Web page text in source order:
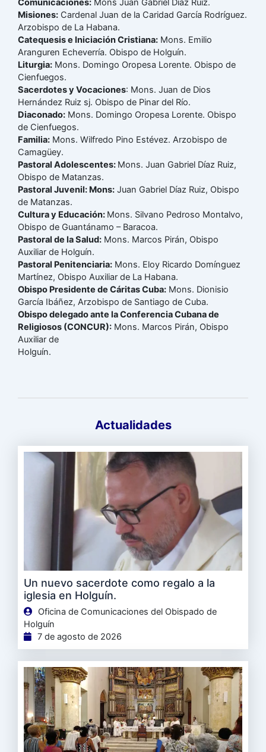
Misiones: Cardenal Juan de la Caridad García Rodríguez.
Arzobispo de La Habana.
Catequesis e Iniciación Cristiana: Mons. Emilio
Aranguren Echeverría. Obispo de Holguín.
Liturgia: Mons. Domingo Oropesa Lorente. Obispo de
Cienfuegos.
Sacerdotes y Vocaciones: Mons. Juan de Dios
Hernández Ruiz sj. Obispo de Pinar del Río.
Diaconado: Mons. Domingo Oropesa Lorente. Obispo
de Cienfuegos.
Familia: Mons. Wilfredo Pino Estévez. Arzobispo de
Camagüey.
Pastoral Adolescentes: Mons. Juan Gabriel Díaz Ruiz,
Obispo de Matanzas.
Pastoral Juvenil: Mons: Juan Gabriel Díaz Ruiz, Obispo
de Matanzas.
Cultura y Educación: Mons. Silvano Pedroso Montalvo,
Obispo de Guantánamo – Baracoa.
Pastoral de la Salud: Mons. Marcos Pirán, Obispo
Auxiliar de Holguín.
Pastoral Penitenciaria: Mons. Eloy Ricardo Domínguez
Martínez, Obispo Auxiliar de La Habana.
Obispo Presidente de Cáritas Cuba: Mons. Dionisio
García Ibáñez, Arzobispo de Santiago de Cuba.
Obispo delegado ante la Conferencia Cubana de
Religiosos (CONCUR): Mons. Marcos Pirán, Obispo
Auxiliar de
Holguín.
Actualidades
Un nuevo sacerdote como regalo a la
iglesia en Holguín.
Oficina de Comunicaciones del Obispado de
Holguín
7 de agosto de 2026